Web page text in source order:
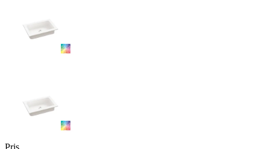
Pris